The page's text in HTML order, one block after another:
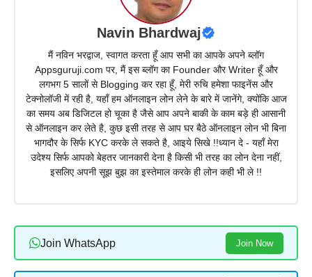
Navin Bhardwaj
मैं नविन भरद्वाज, स्वागत करता हूँ आप सभी का आपके अपने ब्लॉग
Appsguruji.com पर, मैं इस ब्लॉग का Founder और Writer हूँ और
लगभग 5 सालों से Blogging कर रहा हूँ, मेरी रुचि हमेशा फाइनेंस और
टेक्नोलॉजी में रही है, यहाँ हम ऑनलाइन लोन लेने के बारे में जानेंगे, क्योंकि आज
का समय अब डिजिटल हो चूका है जैसे आप अपने बाकी के काम बड़े ही आसानी
से ऑनलाइन कर लेते है, कुछ इसी तरह से आप घर बैठे ऑनलाइन लोन भी बिना
भागदौर के सिर्फ KYC करके ले सकते है, आइये सिखे !!ध्यान दे - यहाँ मेरा
उदेश्य सिर्फ आपको बेहतर जानकारी देना है किसी भी तरह का लोन देना नहीं,
इसलिए अपनी सूझ बुझ का इस्तेमाल करके ही लोन कही भी ले !!
Join WhatsApp Join Now